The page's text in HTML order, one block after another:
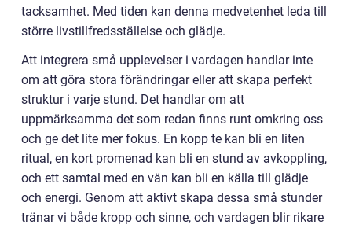
tacksamhet. Med tiden kan denna medvetenhet leda till
större livstillfredsställelse och glädje.
Att integrera små upplevelser i vardagen handlar inte
om att göra stora förändringar eller att skapa perfekt
struktur i varje stund. Det handlar om att
uppmärksamma det som redan finns runt omkring oss
och ge det lite mer fokus. En kopp te kan bli en liten
ritual, en kort promenad kan bli en stund av avkoppling,
och ett samtal med en vän kan bli en källa till glädje
och energi. Genom att aktivt skapa dessa små stunder
tränar vi både kropp och sinne, och vardagen blir rikare